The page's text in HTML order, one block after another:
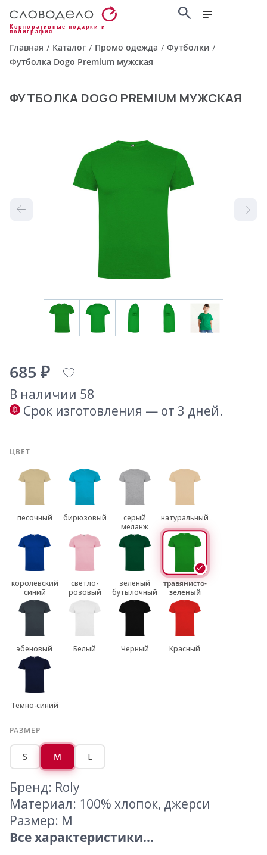
Корпоративные подарки и
полиграфия
Главная / Каталог / Промо одежда / Футболки /
Футболка Dogo Premium мужская
ФУТБОЛКА DOGO PREMIUM МУЖСКАЯ
685 ₽
В наличии 58
Срок изготовления — от 3 дней.
ЦВЕТ
песочный бирюзовый
серый
меланж
натуральный
королевский
синий
светло-
розовый
зеленый
бутылочный
травянисто-
зеленый
эбеновый Белый Черный Красный
Темно-синий
РАЗМЕР
S M L
Бренд: Roly
Материал: 100% хлопок, джерси
Размер: M
Все характеристики...